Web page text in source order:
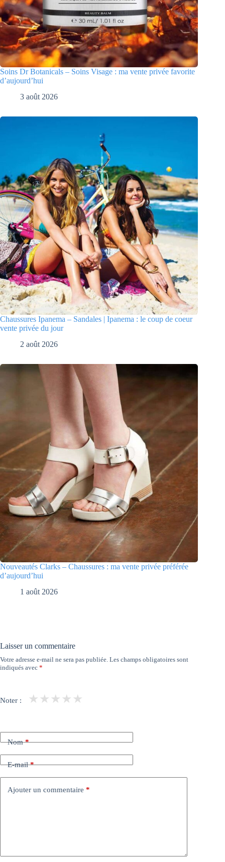
Soins Dr Botanicals – Soins Visage : ma vente privée favorite
d’aujourd’hui
3 août 2026
Chaussures Ipanema – Sandales | Ipanema : le coup de coeur
vente privée du jour
2 août 2026
Nouveautés Clarks – Chaussures : ma vente privée préférée
d’aujourd’hui
1 août 2026
Laisser un commentaire
Votre adresse e-mail ne sera pas publiée. Les champs obligatoires sont
indiqués avec *
Noter : ★
★
★
★
★
Nom*
E-mail*
Ajouter un commentaire *